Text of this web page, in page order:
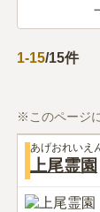
1-15/15件
※このページ
あげおれいえ
上尾霊園